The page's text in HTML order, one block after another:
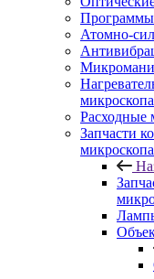
Атомно-
Расходные
Запчасти
микроскопа